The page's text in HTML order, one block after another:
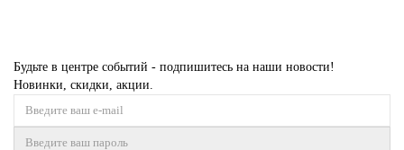
Будьте в центре событий - подпишитесь на наши новости!
Новинки, скидки, акции.